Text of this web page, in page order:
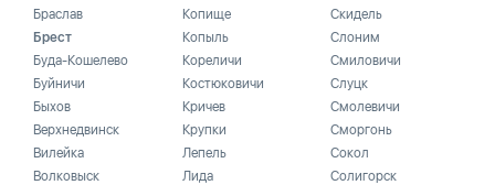
Браслав
Брест
Буда-Кошелево
Буйничи
Быхов
Верхнедвинск
Вилейка
Волковыск
Копище
Копыль
Кореличи
Костюковичи
Кричев
Крупки
Лепель
Лида
Скидель
Слоним
Смиловичи
Слуцк
Смолевичи
Сморгонь
Сокол
Солигорск